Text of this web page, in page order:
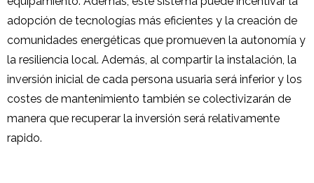
adopción de tecnologías más eficientes y la creación de
comunidades energéticas que promueven la autonomía y
la resiliencia local. Además, al compartir la instalación, la
inversión inicial de cada persona usuaria será inferior y los
costes de mantenimiento también se colectivizarán de
manera que recuperar la inversión será relativamente
rapido.